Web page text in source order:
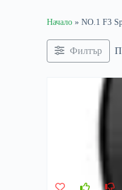
Начало »NO.1 F3
Филтър